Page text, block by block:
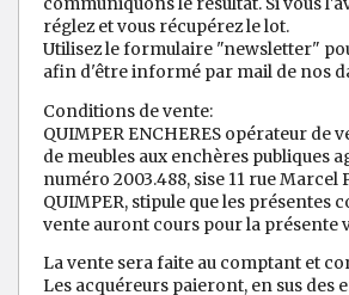
réglez et vous récupérez le lot.
Utilisez le formulaire "newsletter"
afin d'être informé par mail de nos
Conditions de vente:
QUIMPER ENCHERES opérateur de
de meubles aux enchères publiques
numéro 2003.488, sise 11 rue Marcel
QUIMPER, stipule que les présentes
vente auront cours pour la présente
La vente sera faite au comptant et
Les acquéreurs paieront, en sus des